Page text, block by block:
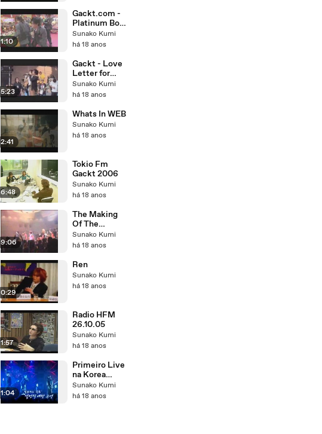
1:10
Gackt.com -
Platinum Box
IX
[19.10.2008]
Sunako Kumi
há 18 anos
5:23
Gackt - Love
Letter for
ASIAN Dears
Sunako Kumi
há 18 anos
2:41
Whats In WEB
Sunako Kumi
há 18 anos
6:48
Tokio Fm
Gackt 2006
Sunako Kumi
há 18 anos
9:06
The Making
Of The
seventh nigth
unplugged
Sunako Kumi
há 18 anos
0:29
Ren
Sunako Kumi
há 18 anos
1:57
Radio HFM
26.10.05
Sunako Kumi
há 18 anos
1:04
Primeiro Live
na Korea
[News2006]
Sunako Kumi
há 18 anos